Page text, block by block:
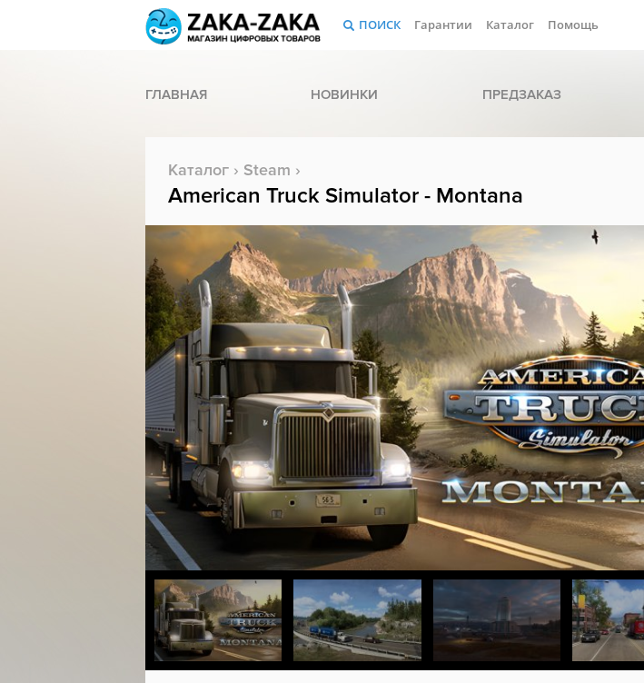
ПОИСК Гарантии Каталог Помощь
ГЛАВНАЯ НОВИНКИ ПРЕДЗАКАЗ
Каталог › Steam ›
American Truck Simulator - Montana